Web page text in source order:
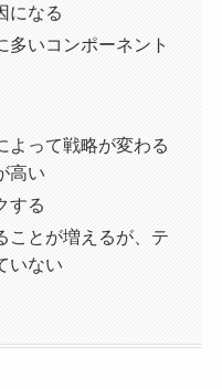
になる
多いコンポーネント
よって戦略が変わる
高い
する
ことが増えるが、テ
いない